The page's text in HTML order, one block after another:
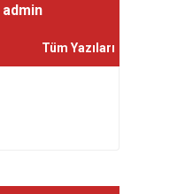
admin
Tüm Yazıları